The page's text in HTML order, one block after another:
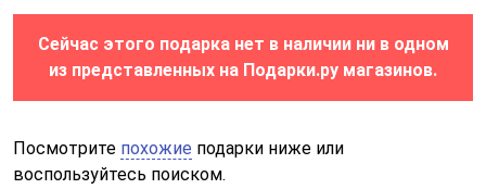
Сейчас этого подарка нет в наличии ни в одном
из представленных на Подарки.ру магазинов.
Посмотрите похожие подарки ниже или
воспользуйтесь поиском.